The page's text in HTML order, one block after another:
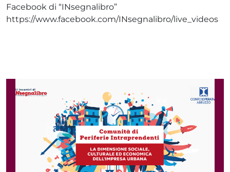
Facebook di “INsegnalibro”
https://www.facebook.com/INsegnalibro/live_videos